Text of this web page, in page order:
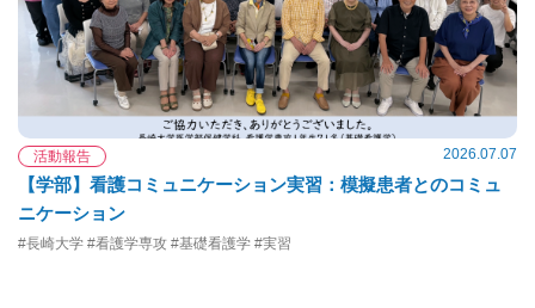
活動報告 2026.07.07
【学部】看護コミュニケーション実習：模擬患者とのコミュ
ニケーション
#長崎大学 #看護学専攻 #基礎看護学 #実習